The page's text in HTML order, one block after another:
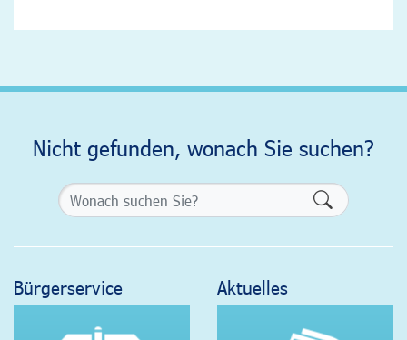
Nicht gefunden, wonach Sie suchen?
Bürgerservice Aktuelles